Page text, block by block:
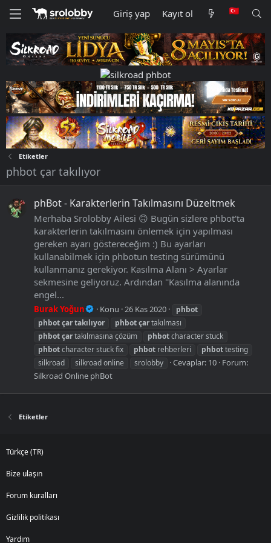
Giriş yap Kayıt ol
Etiketler
phbot çar takılıyor
phBot - Karakterlerin Takılmasını Düzeltmek
Merhaba Srolobby Ailesi 🙃 Bugün sizlere phbot'ta
karakterlerin takılmasını önlemek için yapılması
gereken ayarı göstereceğim :) Bu ayarları
kullanabilmek için phbotun testing sürümünü
kullanmanız gerekiyor. Kasılma Alanı > Ayarlar
sekmesine geliyoruz. Ardından ''Kasılma alanında
engel...
Burak Yoğun Konu 26 Kas 2020
phbot
phbotçartakılıyor phbotçartakılması
phbotçartakılmasına çözüm phbotcharacter stuck
phbotcharacter stuck fix phbot rehberleri phbottesting
silkroad
silkroad online srolobby Cevaplar: 10 Forum:
Silkroad Online phBot
Etiketler
Türkçe (TR)
Bize ulaşın
Forum kuralları
Gizlilik politikası
Yardım